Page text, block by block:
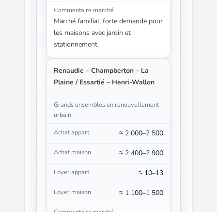
Marché familial, forte demande pour
les maisons avec jardin et
stationnement.
Renaudie – Champberton – La
Plaine / Essartié – Henri-Wallon
Grands ensembles en renouvellement
urbain
≈ 2 000–2 500
≈ 2 400–2 900
≈ 10–13
≈ 1 100–1 500